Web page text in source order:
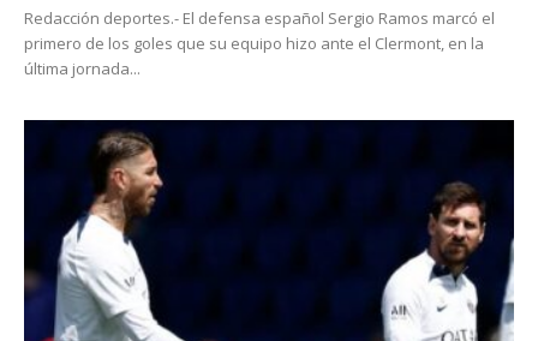
Redacción deportes.- El defensa español Sergio Ramos marcó el
primero de los goles que su equipo hizo ante el Clermont, en la
última jornada...